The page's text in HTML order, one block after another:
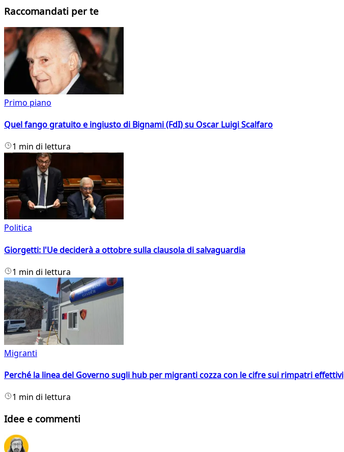
Raccomandati per te
Primo piano
Quel fango gratuito e ingiusto di Bignami (FdI) su Oscar Luigi Scalfaro
1 min di lettura
Politica
Giorgetti: l'Ue deciderà a ottobre sulla clausola di salvaguardia
1 min di lettura
Migranti
Perché la linea del Governo sugli hub per migranti cozza con le cifre sui rimpatri effettivi
1 min di lettura
Idee e commenti